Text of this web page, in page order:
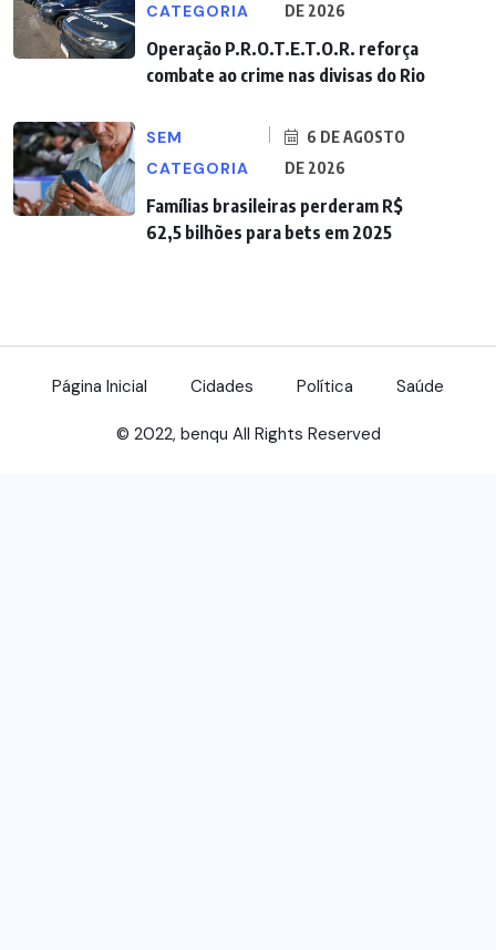
CATEGORIA
DE 2026
Operação P.R.O.T.E.T.O.R. reforça
combate ao crime nas divisas do Rio
SEM
CATEGORIA
6 DE AGOSTO
DE 2026
Famílias brasileiras perderam R$
62,5 bilhões para bets em 2025
Página Inicial Cidades Política Saúde
© 2022, benqu All Rights Reserved